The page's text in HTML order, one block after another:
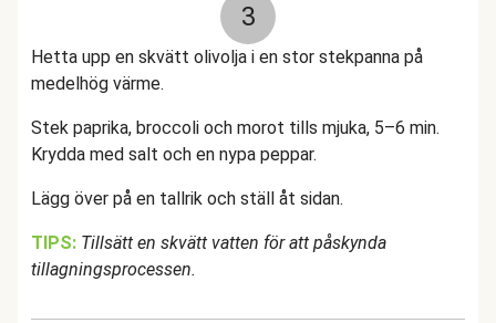
3
Hetta upp en skvätt olivolja i en stor stekpanna på
medelhög värme.
Stek paprika, broccoli och morot tills mjuka, 5–6 min.
Krydda med salt och en nypa peppar.
Lägg över på en tallrik och ställ åt sidan.
TIPS: Tillsätt en skvätt vatten för att påskynda
tillagningsprocessen.